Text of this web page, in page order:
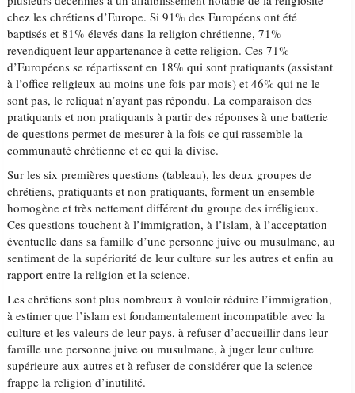
chez les chrétiens d’Europe. Si 91% des Européens ont été
baptisés et 81% élevés dans la religion chrétienne, 71%
revendiquent leur appartenance à cette religion. Ces 71%
d’Européens se répartissent en 18% qui sont pratiquants (assistant
à l’office religieux au moins une fois par mois) et 46% qui ne le
sont pas, le reliquat n’ayant pas répondu. La comparaison des
pratiquants et non pratiquants à partir des réponses à une batterie
de questions permet de mesurer à la fois ce qui rassemble la
communauté chrétienne et ce qui la divise.
Sur les six premières questions (tableau), les deux groupes de
chrétiens, pratiquants et non pratiquants, forment un ensemble
homogène et très nettement différent du groupe des irréligieux.
Ces questions touchent à l’immigration, à l’islam, à l’acceptation
éventuelle dans sa famille d’une personne juive ou musulmane, au
sentiment de la supériorité de leur culture sur les autres et enfin au
rapport entre la religion et la science.
Les chrétiens sont plus nombreux à vouloir réduire l’immigration,
à estimer que l’islam est fondamentalement incompatible avec la
culture et les valeurs de leur pays, à refuser d’accueillir dans leur
famille une personne juive ou musulmane, à juger leur culture
supérieure aux autres et à refuser de considérer que la science
frappe la religion d’inutilité.